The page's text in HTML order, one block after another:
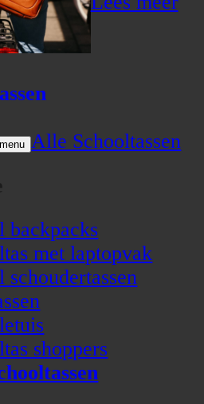
Alle Schooltassen
backpacks
met laptopvak
schoudertassen
shoppers